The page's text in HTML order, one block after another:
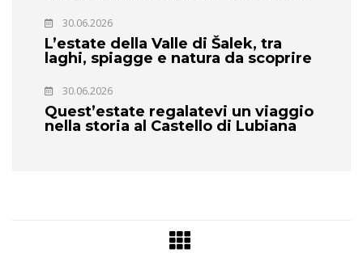
30.06.2026
L’estate della Valle di Šalek, tra
laghi, spiagge e natura da scoprire
30.06.2026
Quest’estate regalatevi un viaggio
nella storia al Castello di Lubiana